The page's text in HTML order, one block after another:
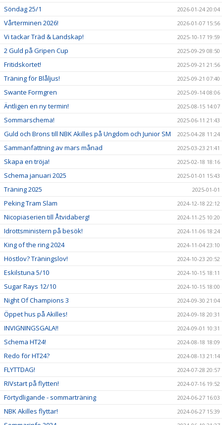
Söndag 25/1 2026-01-24 20:04
Vårterminen 2026! 2026-01-07 15:56
Vi tackar Träd & Landskap! 2025-10-17 19:59
2 Guld på Gripen Cup 2025-09-29 08:50
Fritidskortet! 2025-09-21 21:56
Träning för Blåljus! 2025-09-21 07:40
Swante Formgren 2025-09-14 08:06
Äntligen en ny termin! 2025-08-15 14:07
Sommarschema! 2025-06-11 21:43
Guld och Brons till NBK Akilles på Ungdom och Junior SM 2025-04-28 11:24
Sammanfattning av mars månad 2025-03-23 21:41
Skapa en tröja! 2025-02-18 18:16
Schema januari 2025 2025-01-01 15:43
Träning 2025 2025-01-01
Peking Tram Slam 2024-12-18 22:12
Nicopiaserien till Åtvidaberg! 2024-11-25 10:20
Idrottsministern på besök! 2024-11-06 18:24
King of the ring 2024 2024-11-04 23:10
Höstlov? Träningslov! 2024-10-23 20:52
Eskilstuna 5/10 2024-10-15 18:11
Sugar Rays 12/10 2024-10-15 18:00
Night Of Champions 3 2024-09-30 21:04
Öppet hus på Akilles! 2024-09-18 20:31
INVIGNINGSGALA!! 2024-09-01 10:31
Schema HT24! 2024-08-18 18:09
Redo för HT24? 2024-08-13 21:14
FLYTTDAG! 2024-07-28 20:57
RIVstart på flytten! 2024-07-16 19:52
Förtydligande - sommarträning 2024-06-27 16:03
NBK Akilles flyttar! 2024-06-27 15:39